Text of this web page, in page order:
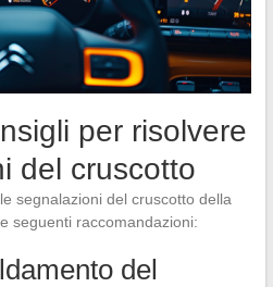
per risolvere
del cruscotto
segnalazioni del cruscotto della
seguenti raccomandazioni:
del